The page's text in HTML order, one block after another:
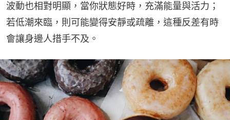
波動也相對明顯，當你狀態好時，充滿能量與活力；
若低潮來臨，則可能變得安靜或疏離，這種反差有時
會讓身邊人措手不及。